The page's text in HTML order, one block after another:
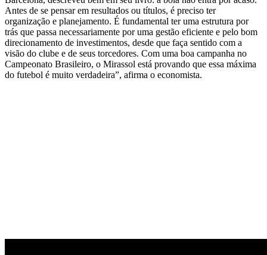
Antes de se pensar em resultados ou títulos, é preciso ter
organização e planejamento. É fundamental ter uma estrutura por
trás que passa necessariamente por uma gestão eficiente e pelo bom
direcionamento de investimentos, desde que faça sentido com a
visão do clube e de seus torcedores. Com uma boa campanha no
Campeonato Brasileiro, o Mirassol está provando que essa máxima
do futebol é muito verdadeira”, afirma o economista.